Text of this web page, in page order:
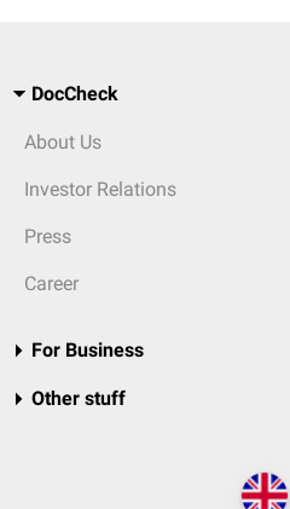
DocCheck
About Us
Investor Relations
Press
Career
For Business
Other stuff